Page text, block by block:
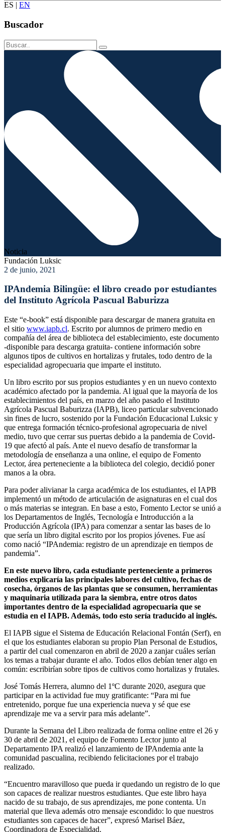
ES | EN
Buscador
Noticia
Fundación Luksic
2 de junio, 2021
IPAndemia Bilingüe: el libro creado por estudiantes
del Instituto Agrícola Pascual Baburizza
Este “e-book” está disponible para descargar de manera gratuita en
el sitio www.iapb.cl. Escrito por alumnos de primero medio en
compañía del área de biblioteca del establecimiento, este documento
-disponible para descarga gratuita- contiene información sobre
algunos tipos de cultivos en hortalizas y frutales, todo dentro de la
especialidad agropecuaria que imparte el instituto.
Un libro escrito por sus propios estudiantes y en un nuevo contexto
académico afectado por la pandemia. Al igual que la mayoría de los
establecimientos del país, en marzo del año pasado el Instituto
Agrícola Pascual Baburizza (IAPB), liceo particular subvencionado
sin fines de lucro, sostenido por la Fundación Educacional Luksic y
que entrega formación técnico-profesional agropecuaria de nivel
medio, tuvo que cerrar sus puertas debido a la pandemia de Covid-
19 que afectó al país. Ante el nuevo desafío de transformar la
metodología de enseñanza a una online, el equipo de Fomento
Lector, área perteneciente a la biblioteca del colegio, decidió poner
manos a la obra.
Para poder alivianar la carga académica de los estudiantes, el IAPB
implementó un método de articulación de asignaturas en el cual dos
o más materias se integran. En base a esto, Fomento Lector se unió a
los Departamentos de Inglés, Tecnología e Introducción a la
Producción Agrícola (IPA) para comenzar a sentar las bases de lo
que sería un libro digital escrito por los propios jóvenes. Fue así
como nació “IPAndemia: registro de un aprendizaje en tiempos de
pandemia”.
En este nuevo libro, cada estudiante perteneciente a primeros
medios explicaría las principales labores del cultivo, fechas de
cosecha, órganos de las plantas que se consumen, herramientas
y maquinaria utilizada para la siembra, entre otros datos
importantes dentro de la especialidad agropecuaria que se
estudia en el IAPB. Además, todo esto sería traducido al inglés.
El IAPB sigue el Sistema de Educación Relacional Fontán (Serf), en
el que los estudiantes elaboran su propio Plan Personal de Estudios,
a partir del cual comenzaron en abril de 2020 a zanjar cuáles serían
los temas a trabajar durante el año. Todos ellos debían tener algo en
común: escribirían sobre tipos de cultivos como hortalizas y frutales.
José Tomás Herrera, alumno del 1ºC durante 2020, asegura que
participar en la actividad fue muy gratificante: “Para mi fue
entretenido, porque fue una experiencia nueva y sé que ese
aprendizaje me va a servir para más adelante”.
Durante la Semana del Libro realizada de forma online entre el 26 y
30 de abril de 2021, el equipo de Fomento Lector junto al
Departamento IPA realizó el lanzamiento de IPAndemia ante la
comunidad pascualina, recibiendo felicitaciones por el trabajo
realizado.
“Encuentro maravilloso que pueda ir quedando un registro de lo que
son capaces de realizar nuestros estudiantes. Que este libro haya
nacido de su trabajo, de sus aprendizajes, me pone contenta. Un
material que lleva además otro mensaje escondido: lo que nuestros
estudiantes son capaces de hacer”, expresó Marisel Báez,
Coordinadora de Especialidad.